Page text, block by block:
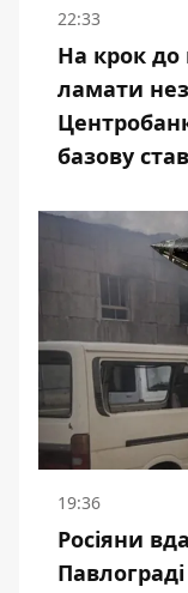
22:33
На крок до
ламати
базову
19:36
Росіяни